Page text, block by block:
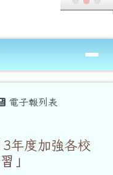
小學
電子報列表
年度加強各校
」